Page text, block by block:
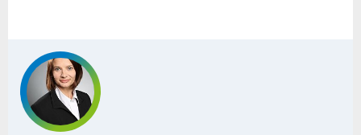
i
n
n
e
j
s